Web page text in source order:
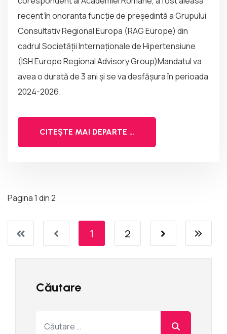
recent în onoranta funcție de președintă a Grupului
Consultativ Regional Europa (RAG Europe) din
cadrul Societății Internaționale de Hipertensiune
(ISH Europe Regional Advisory Group)Mandatul va
avea o durată de 3 ani și se va desfășura în perioada
2024-2026.
CITEȘTE MAI DEPARTE …
Pagina 1 din 2
1 2
Căutare